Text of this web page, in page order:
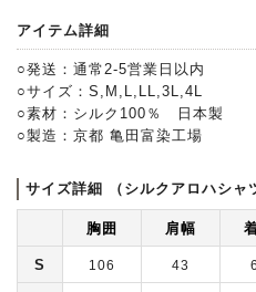
アイテム詳細
○発送：通常2-5営業日以内
○サイズ：S,M,L,LL,3L,4L
○素材：シルク100％ 日本製
○製造：京都 亀田富染工場
サイズ詳細 （シルクアロハシャ
胸囲 肩幅
S 106 43